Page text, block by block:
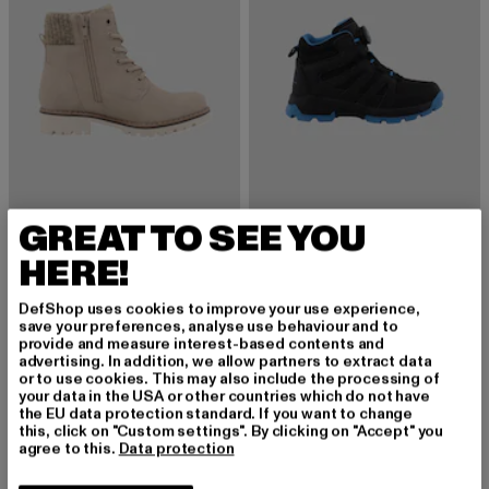
TOM TAILOR
Stiefel
50,99 EUR
Prix courant: 50,99 EUR
TOM TAILOR
Prix courant: 52,79 EUR
NOUVEAU -12% NOUVEAU
GREAT TO SEE YOU
HERE!
DefShop uses cookies to improve your use experience,
save your preferences, analyse use behaviour and to
provide and measure interest-based contents and
advertising. In addition, we allow partners to extract data
or to use cookies. This may also include the processing of
your data in the USA or other countries which do not have
the EU data protection standard. If you want to change
this, click on "Custom settings". By clicking on "Accept" you
agree to this. Data protection